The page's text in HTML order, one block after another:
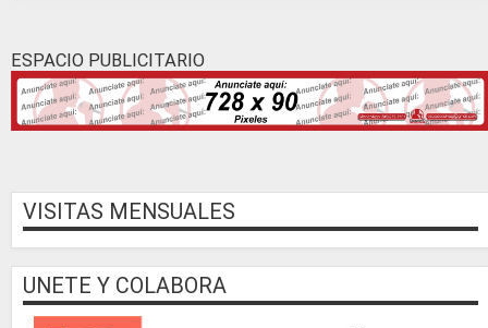
ESPACIO PUBLICITARIO
VISITAS MENSUALES
UNETE Y COLABORA